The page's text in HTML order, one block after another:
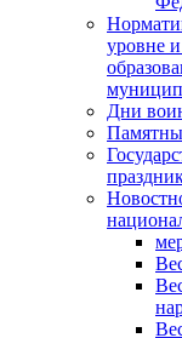
уровне
Дни